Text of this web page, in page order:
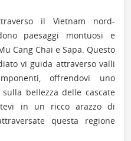
il Vietnam nord-
paesaggi montuosi e
Cang Chai e Sapa. Questo
vi guida attraverso valli
offrendovi uno
bellezza delle cascate
in un ricco arazzo di
questa regione